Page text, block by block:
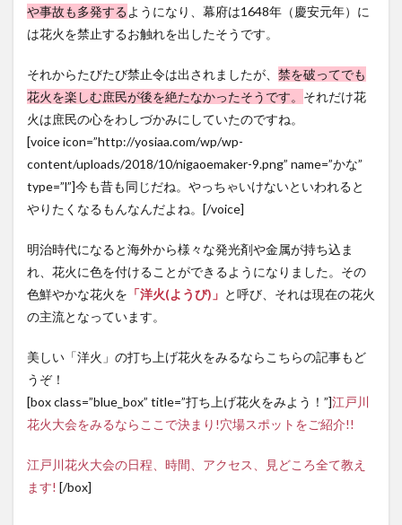
化を
てみ
～
8
まと
め
や事故も多発するようになり、幕府は1648年（慶安元年）に
は花火を禁止するお触れを出したそうです。
それからたびたび禁止令は出されましたが、 禁を破ってでも
花火を楽しむ庶民が後を絶たなかったそうです。 それだけ花
火は庶民の心をわしづかみにしていたのですね。
[voice icon=”http://yosiaa.com/wp/wp-
content/uploads/2018/10/nigaoemaker-9.png” name=”かな”
type=”l”]今も昔も同じだね。やっちゃいけないといわれると
やりたくなるもんなんだよね。[/voice]
明治時代になると海外から様々な発光剤や金属が持ち込ま
れ、花火に色を付けることができるようになりました。その
色鮮やかな花火を 「洋火(ようび) 」 と呼び、それは現在の花火
の主流となっています。
美しい「洋火」の打ち上げ花火をみるならこちらの記事もど
うぞ！
[box class=”blue_box” title=”打ち上げ花火をみよう！”]江戸川
花火大会をみるならここで決まり!穴場スポットをご紹介!!
江戸川花火大会の日程、時間、アクセス、見どころ全て教え
ます! [/box]